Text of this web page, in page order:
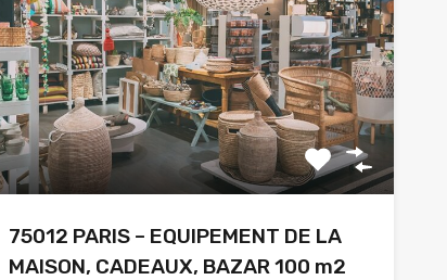
75012 PARIS – EQUIPEMENT DE LA
MAISON, CADEAUX, BAZAR 100 m2